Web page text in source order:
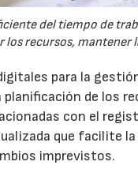
del tiempo de
los recursos, mantener
para la
planificación de los
con el
que facilite
imprevistos.